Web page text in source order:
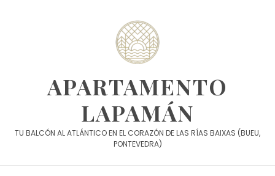
APARTAMENTO
LAPAMÁN
TU BALCÓN AL ATLÁNTICO EN EL CORAZÓN DE LAS RÍAS BAIXAS (BUEU,
PONTEVEDRA)